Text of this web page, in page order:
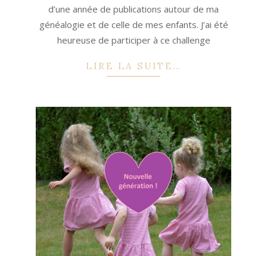
d’une année de publications autour de ma
généalogie et de celle de mes enfants. J’ai été
heureuse de participer à ce challenge
LIRE LA SUITE…